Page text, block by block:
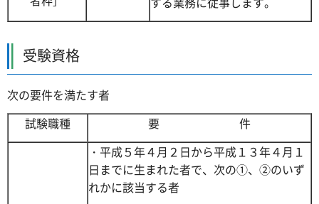
受験資格
次の要件を満たす者
試験職種
要 件
・平成５年４月２日から平成１３年４月１
日までに生まれた者で、次の①、②のいず
れかに該当する者